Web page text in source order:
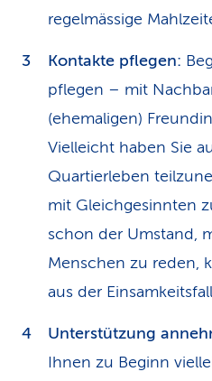
regelmässige
Kontakte pflegen:
pflegen – mit
(ehemaligen)
Vielleicht haben Sie
Quartierleben
mit Gleichgesinnten
schon der Umstand,
Menschen zu reden,
aus der
Unterstützung
Ihnen zu Beginn